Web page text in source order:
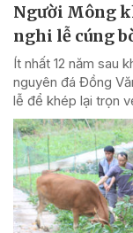
Người Mông
nghi lễ cúng
Ít nhất 12 năm sau
nguyên đá Đồng
lễ để khép lại trọn